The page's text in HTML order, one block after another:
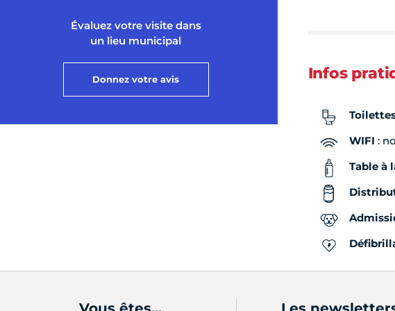
Évaluez votre visite dans
un lieu municipal
Donnez votre avis Infos
WIFI :
Table à